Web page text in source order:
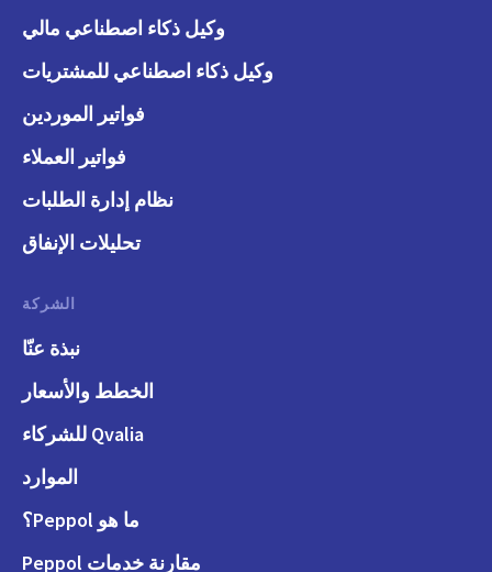
وكيل ذكاء اصطناعي مالي
وكيل ذكاء اصطناعي للمشتريات
فواتير الموردين
فواتير العملاء
نظام إدارة الطلبات
تحليلات الإنفاق
الشركة
نبذة عنّا
الخطط والأسعار
Qvalia للشركاء
الموارد
ما هو Peppol؟
مقارنة خدمات Peppol